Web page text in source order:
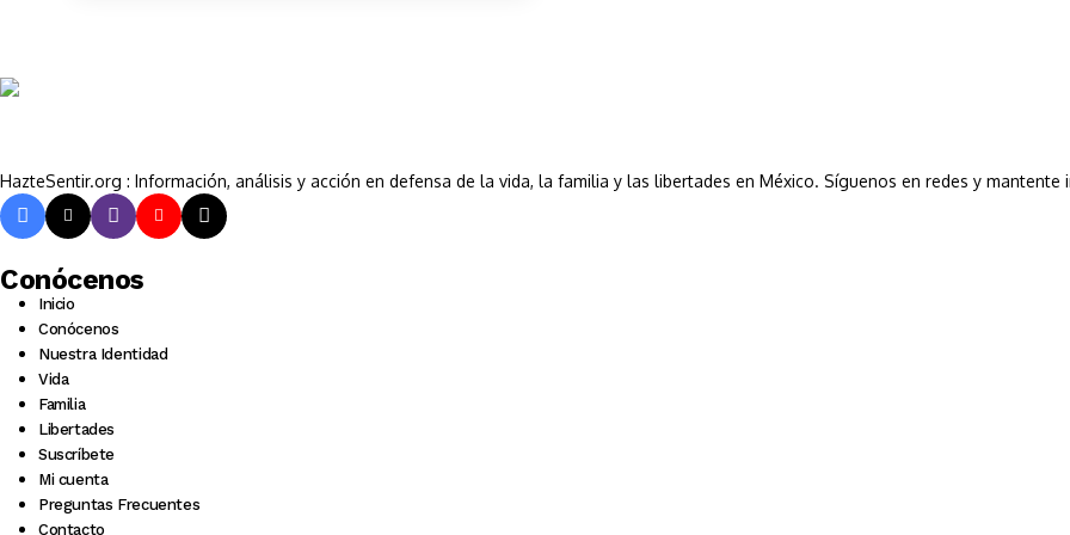
HazteSentir.org : Información, análisis y acción en defensa de la vida, la familia y las libertades en México. Síguenos en redes y mantente
Conócenos
Inicio
Conócenos
Nuestra Identidad
Vida
Familia
Libertades
Suscríbete
Mi cuenta
Preguntas Frecuentes
Contacto